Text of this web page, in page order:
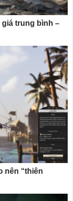
giá trung bình –
nên “thiên